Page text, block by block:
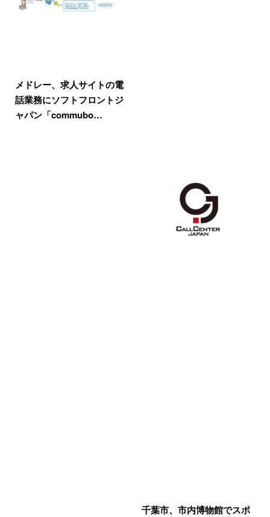
メドレー、求人サイトの電
話業務にソフトフロントジ
ャパン「commubo…
千葉市、市内博物館でスポ